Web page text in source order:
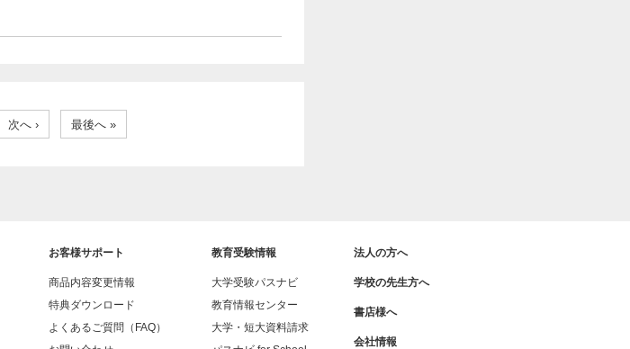
次へ › 最後へ »
お客様サポート
商品内容変更情報
特典ダウンロード
よくあるご質問（FAQ）
教育受験情報
大学受験パスナビ
教育情報センター
大学・短大資料請求
法人の方へ
学校の先生方へ
書店様へ
会社情報